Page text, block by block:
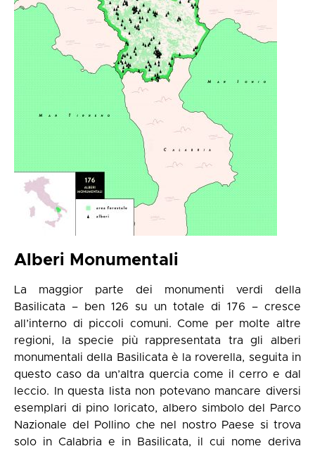
Alberi Monumentali
La maggior parte dei monumenti verdi della
Basilicata – ben 126 su un totale di 176 – cresce
all’interno di piccoli comuni. Come per molte altre
regioni, la specie più rappresentata tra gli alberi
monumentali della Basilicata è la roverella, seguita in
questo caso da un’altra quercia come il cerro e dal
leccio. In questa lista non potevano mancare diversi
esemplari di pino loricato, albero simbolo del Parco
Nazionale del Pollino che nel nostro Paese si trova
solo in Calabria e in Basilicata, il cui nome deriva